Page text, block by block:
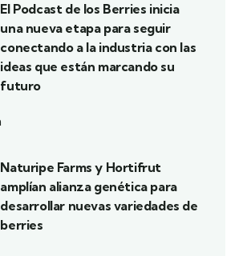
El Podcast de los Berries inicia
una nueva etapa para seguir
conectando a la industria con las
ideas que están marcando su
futuro
Naturipe Farms y Hortifrut
amplían alianza genética para
desarrollar nuevas variedades de
berries